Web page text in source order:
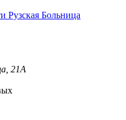
Рузская Больница
21А